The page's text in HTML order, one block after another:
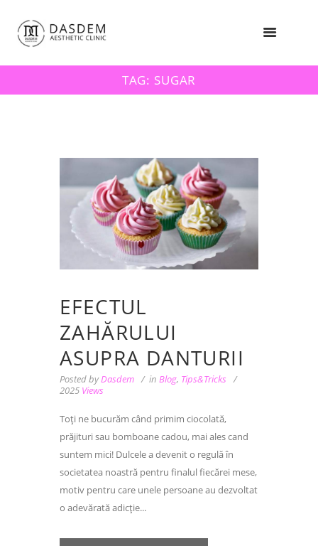
TAG: SUGAR
EFECTUL
ZAHĂRULUI
ASUPRA DANTURII
Posted byDasdem in Blog, Tips&Tricks
2025 Views
Toți ne bucurăm când primim ciocolată,
prăjituri sau bomboane cadou, mai ales cand
suntem mici! Dulcele a devenit o regulă în
societatea noastră pentru finalul fiecărei mese,
motiv pentru care unele persoane au dezvoltat
o adevărată adicție...